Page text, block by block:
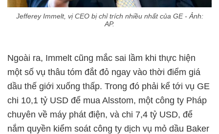
Jefferey Immelt, vị CEO bị chỉ trích nhiều nhất của GE - Ảnh:
AP.
Ngoài ra, Immelt cũng mắc sai lầm khi thực hiện
một số vụ thâu tóm đắt đỏ ngay vào thời điểm giá
dầu thế giới xuống thấp. Trong đó phải kể tới vụ GE
chi 10,1 tỷ USD để mua Alsstom, một công ty Pháp
chuyên về máy phát điện, và chi 7,4 tỷ USD, để
nắm quyền kiểm soát công ty dịch vụ mỏ dầu Baker